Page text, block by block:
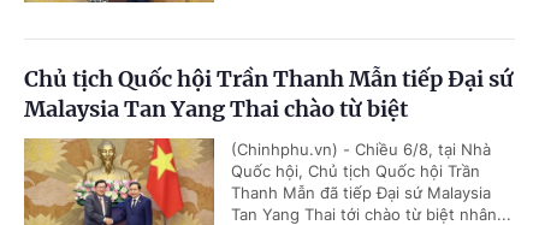
Chủ tịch Quốc hội Trần Thanh Mẫn tiếp Đại sứ
Malaysia Tan Yang Thai chào từ biệt
(Chinhphu.vn) - Chiều 6/8, tại Nhà
Quốc hội, Chủ tịch Quốc hội Trần
Thanh Mẫn đã tiếp Đại sứ Malaysia
Tan Yang Thai tới chào từ biệt nhân...